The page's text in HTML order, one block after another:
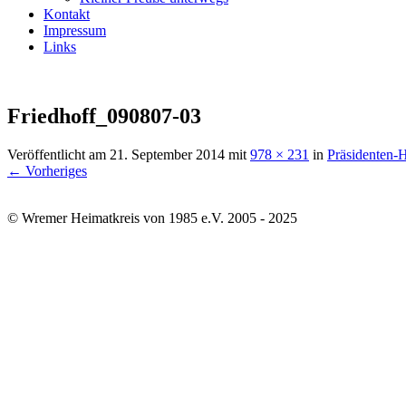
Kontakt
Impressum
Links
Friedhoff_090807-03
Veröffentlicht am 21. September 2014 mit 978 × 231 in Präsidenten-
← Vorheriges
© Wremer Heimatkreis von 1985 e.V. 2005 - 2025